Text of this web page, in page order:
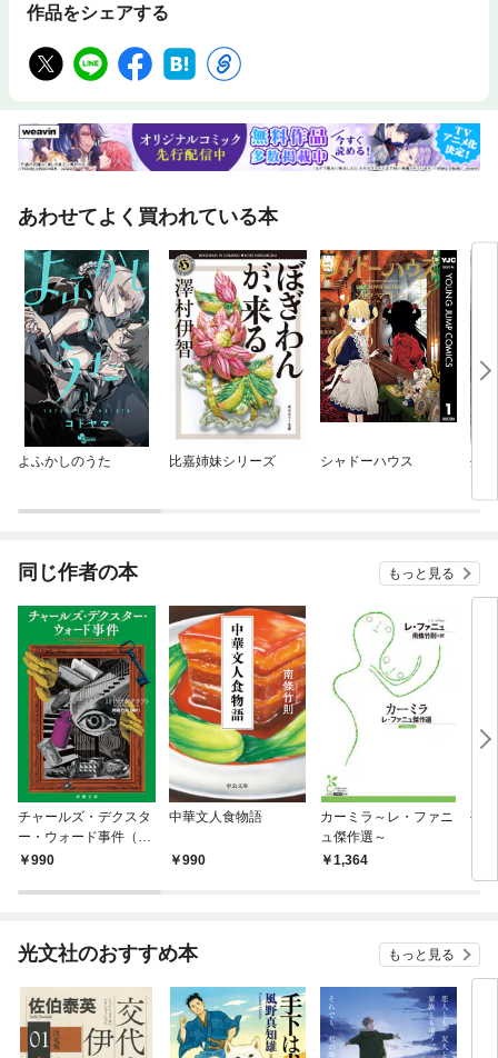
作品をシェアする
あわせてよく買われている本
よふかしのうた 比嘉姉妹シリーズ シャドーハウス 外
同じ作者の本 もっと見る
チャールズ・デクスタ
ー・ウォード事件（新
潮文庫）
990
中華文人食物語
990
カーミラ～レ・ファニ
ュ傑作選～
1,364
孤
光文社のおすすめ本 もっと見る